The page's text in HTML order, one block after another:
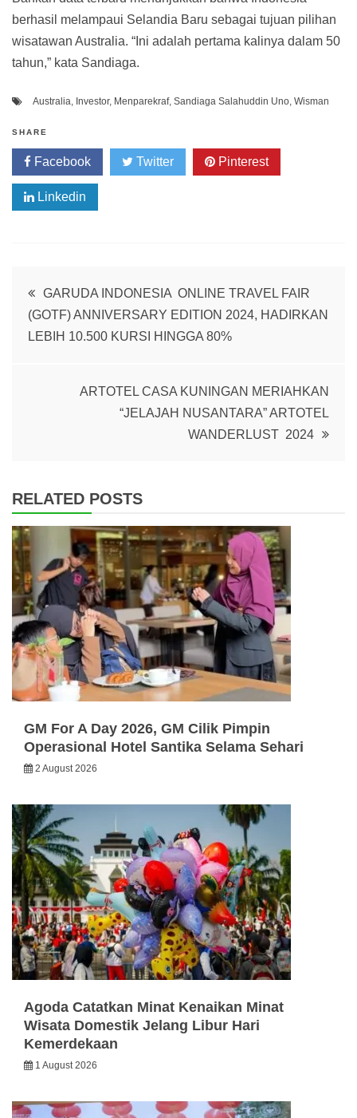
berhasil melampaui Selandia Baru sebagai tujuan pilihan
wisatawan Australia. “Ini adalah pertama kalinya dalam 50
tahun,” kata Sandiaga.
Australia, Investor, Menparekraf, Sandiaga Salahuddin Uno, Wisman
SHARE
Facebook Twitter Pinterest
Linkedin
Post
navigation
GARUDA INDONESIA ONLINE TRAVEL FAIR
(GOTF) ANNIVERSARY EDITION 2024, HADIRKAN
LEBIH 10.500 KURSI HINGGA 80%
ARTOTEL CASA KUNINGAN MERIAHKAN
“JELAJAH NUSANTARA” ARTOTEL
WANDERLUST 2024
RELATED POSTS
GM For A Day 2026, GM Cilik Pimpin
Operasional Hotel Santika Selama Sehari
2 August 2026
Agoda Catatkan Minat Kenaikan Minat
Wisata Domestik Jelang Libur Hari
Kemerdekaan
1 August 2026